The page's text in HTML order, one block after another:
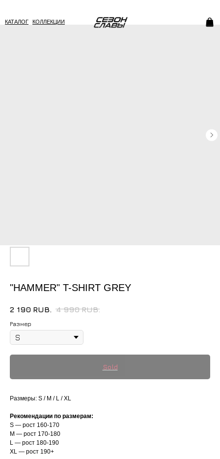
КАТАЛОГ КОЛЛЕКЦИИ
"HAMMER" T-SHIRT GREY
2 190 RUB. 4 990 RUB.
Размер
Размеры: S / M / L / XL
Рекомендации по размерам:
S — рост 160-170
M — рост 170-180
L — рост 180-190
XL — рост 190+